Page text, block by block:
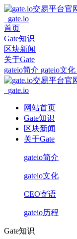
首页
Gate知识
区块新闻
关于Gate
gateio简介 gateio文化
网站首页
Gate知识
区块新闻
关于Gate
gateio简介
gateio文化
CEO寄语
gateio历程
Gate知识